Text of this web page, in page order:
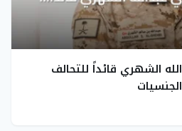
الشهري قائداً للتحالف